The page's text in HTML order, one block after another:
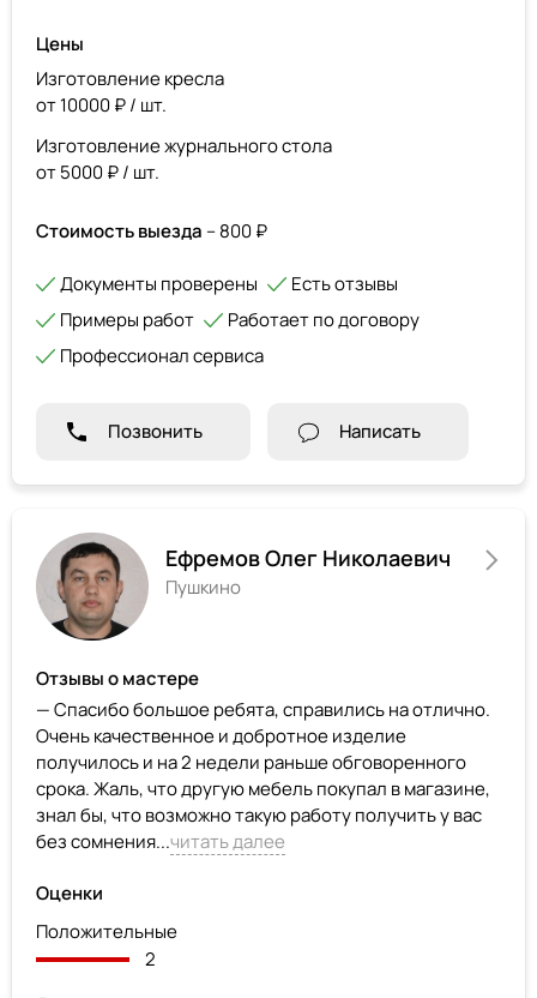
Цены
Изготовление кресла
от 10000 ₽ / шт.
Изготовление журнального стола
от 5000 ₽ / шт.
Стоимость выезда – 800 ₽
Документы проверены
Есть отзывы
Примеры работ
Работает по договору
Профессионал сервиса
Позвонить Написать
Ефремов Олег Николаевич
Пушкино
Отзывы о мастере
— Спасибо большое ребята, справились на отлично.
Очень качественное и добротное изделие
получилось и на 2 недели раньше обговоренного
срока. Жаль, что другую мебель покупал в магазине,
знал бы, что возможно такую работу получить у вас
без сомнения...читать далее
Оценки
Положительные
2